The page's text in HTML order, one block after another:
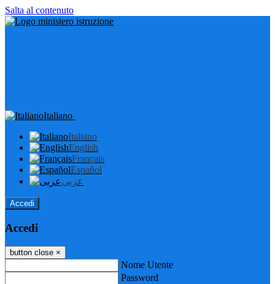
Salta al contenuto
Italiano
Italiano
English
Français
Español
عربى
Accedi
Accedi
button close ×
Nome Utente
Password